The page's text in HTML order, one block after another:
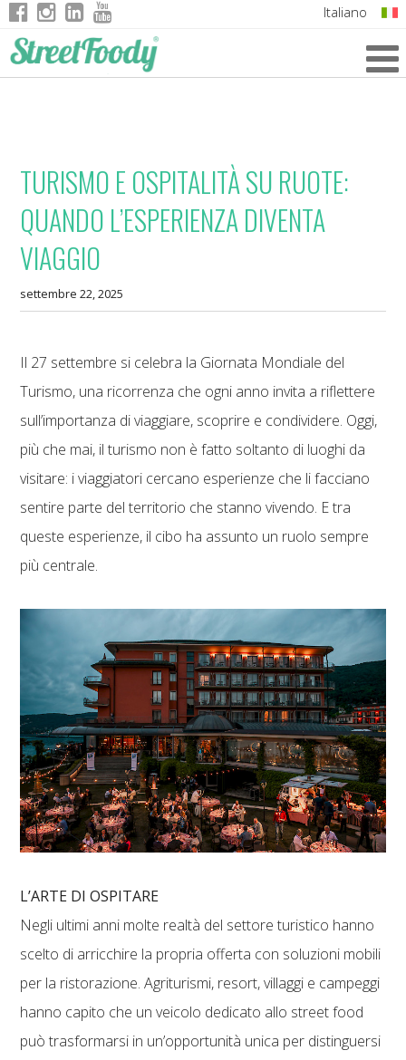
Italiano
TURISMO E OSPITALITÀ SU RUOTE:
QUANDO L’ESPERIENZA DIVENTA
VIAGGIO
settembre 22, 2025
Il 27 settembre si celebra la Giornata Mondiale del
Turismo, una ricorrenza che ogni anno invita a riflettere
sull’importanza di viaggiare, scoprire e condividere. Oggi,
più che mai, il turismo non è fatto soltanto di luoghi da
visitare: i viaggiatori cercano esperienze che li facciano
sentire parte del territorio che stanno vivendo. E tra
queste esperienze, il cibo ha assunto un ruolo sempre
più centrale.
L’ARTE DI OSPITARE
Negli ultimi anni molte realtà del settore turistico hanno
scelto di arricchire la propria offerta con soluzioni mobili
per la ristorazione. Agriturismi, resort, villaggi e campeggi
hanno capito che un veicolo dedicato allo street food
può trasformarsi in un’opportunità unica per distinguersi